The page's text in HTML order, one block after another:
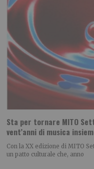
Sta per tornare MITO
vent’anni di musica
Con la XX edizione di MITO
un patto culturale che, anno